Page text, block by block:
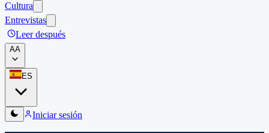
Cultura
Entrevistas
Leer después
AA
ES
Iniciar sesión